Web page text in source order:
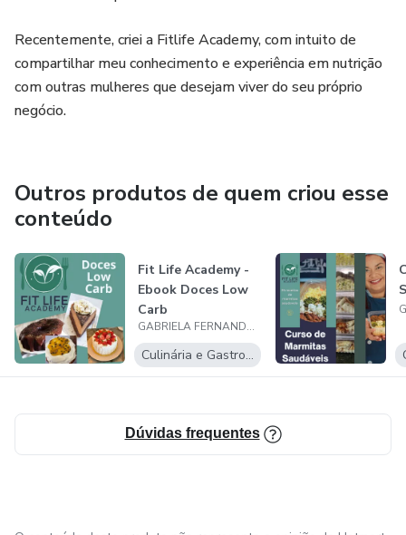
Recentemente, criei a Fitlife Academy, com intuito de
compartilhar meu conhecimento e experiência em nutrição
com outras mulheres que desejam viver do seu próprio
negócio.
Outros produtos de quem criou esse
conteúdo
Fit Life Academy -
Ebook Doces Low
Carb
GABRIELA FERNANDA PAIXAO CUNHA 00619010240
Culinária e Gastronomia
Dúvidas frequentes